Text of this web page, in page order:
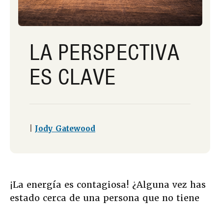
LA PERSPECTIVA
ES CLAVE
Jody Gatewood
¡La energía es contagiosa! ¿Alguna vez has
estado cerca de una persona que no tiene